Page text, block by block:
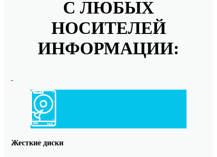
С ЛЮБЫХ
НОСИТЕЛЕЙ
ИНФОРМАЦИИ:
Жесткие диски